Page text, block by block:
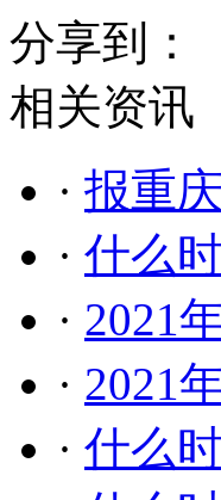
分享到：
相关资讯
· 报重
· 什么
· 2021
· 2021
· 什么